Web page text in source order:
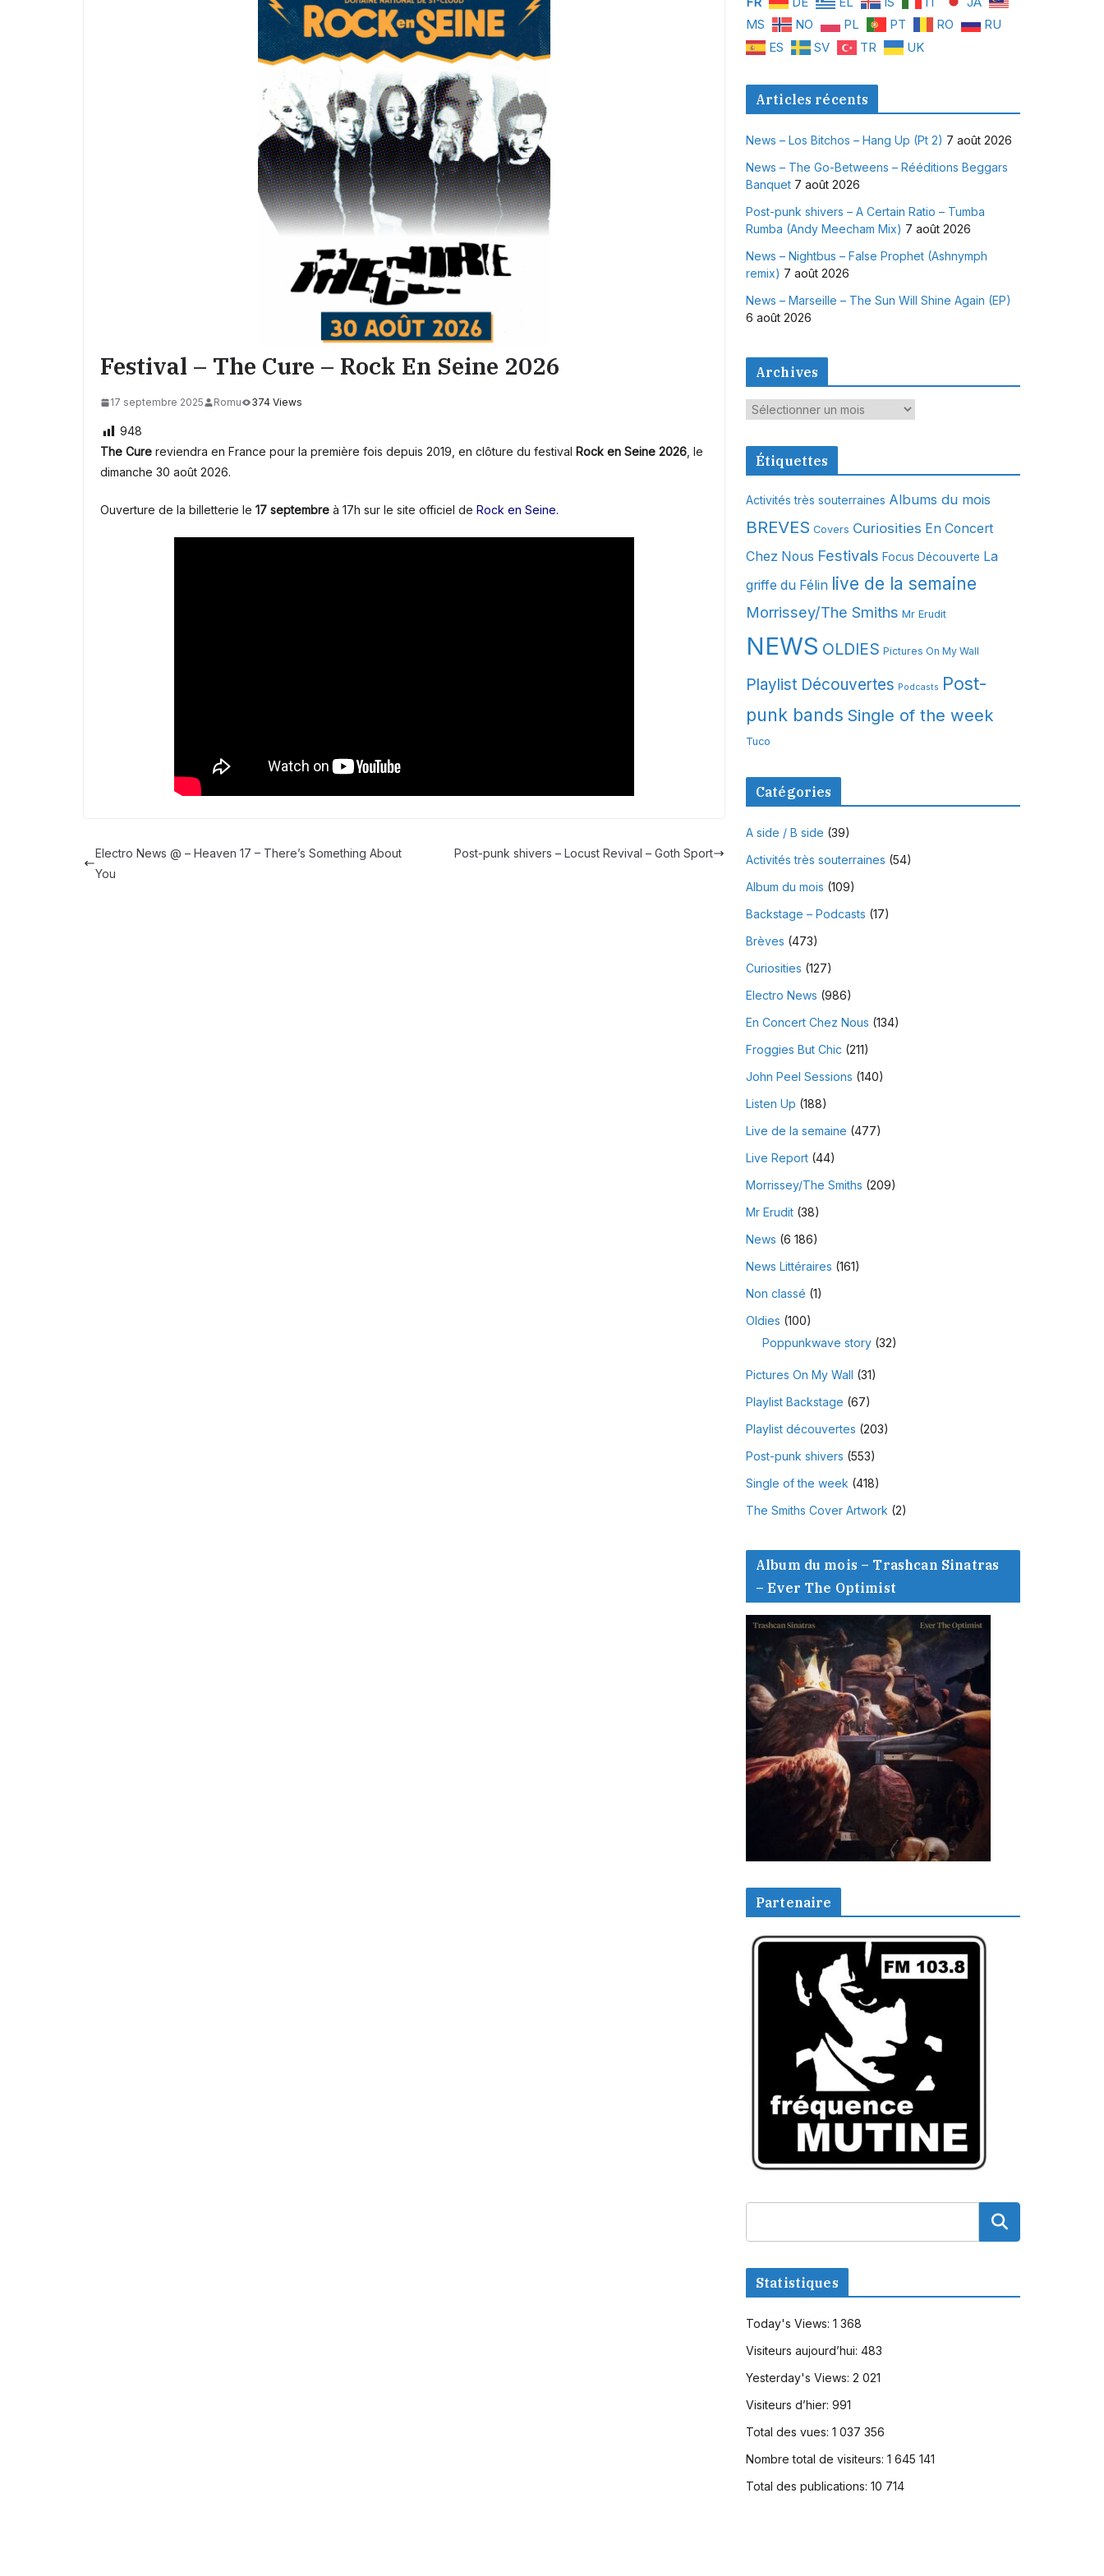
Festival – The Cure – Rock En Seine 2026
17 septembre 2025 Romu 374 Views
948
The Cure reviendra en France pour la première fois depuis 2019, en clôture du festival Rock en Seine 2026 , le
dimanche 30 août 2026.
Ouverture de la billetterie le 17 septembre à 17h sur le site officiel de Rock en Seine.
Electro News @ – Heaven 17 – There’s Something About
You
Post-punk shivers – Locust Revival – Goth Sport
MS
NO PL PT RO
RU
ES
SV TR UK
Articles récents
News – Los Bitchos – Hang Up (Pt 2) 7 août 2026
News – The Go-Betweens – Rééditions Beggars
Banquet 7 août 2026
Post-punk shivers – A Certain Ratio – Tumba
Rumba (Andy Meecham Mix) 7 août 2026
News – Nightbus – False Prophet (Ashnymph
remix) 7 août 2026
News – Marseille – The Sun Will Shine Again (EP)
6 août 2026
Archives
A
c
e
s
Étiquettes
Activités très souterraines Albums du mois
BREVES Covers Curiosities En Concert
Chez Nous Festivals Focus Découverte La
griffe du Félin live de la semaine
Morrissey/The Smiths Mr Erudit
NEWS OLDIES Pictures On My Wall
Playlist Découvertes Podcasts Post-
punk bands Single of the week
Tuco
Catégories
A side / B side (39)
Activités très souterraines (54)
Album du mois (109)
Backstage – Podcasts (17)
Brèves (473)
Curiosities (127)
Electro News (986)
En Concert Chez Nous (134)
Froggies But Chic (211)
John Peel Sessions (140)
Listen Up (188)
Live de la semaine (477)
Live Report(44)
Morrissey/The Smiths (209)
Mr Erudit(38)
News (6 186)
News Littéraires (161)
Non classé (1)
Oldies (100)
Poppunkwave story(32)
Pictures On My Wall (31)
Playlist Backstage (67)
Playlist découvertes (203)
Post-punk shivers (553)
Single of the week (418)
The Smiths Cover Artwork (2)
Album du mois – Trashcan Sinatras
– Ever The Optimist
Partenaire
Statistiques
Today's Views: 1 368
Visiteurs aujourd’hui: 483
Yesterday's Views: 2 021
Visiteurs d’hier: 991
Total des vues: 1 037 356
Nombre total de visiteurs: 1 645 141
Total des publications: 10 714